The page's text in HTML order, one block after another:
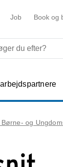
Job Book og
og